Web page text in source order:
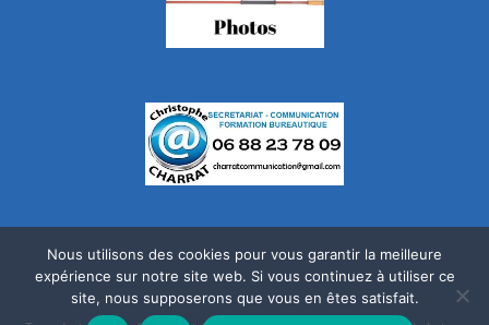
Nous utilisons des cookies pour vous garantir la meilleure
expérience sur notre site web. Si vous continuez à utiliser ce
site, nous supposerons que vous en êtes satisfait.